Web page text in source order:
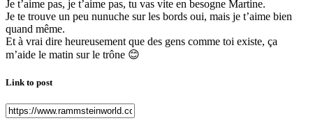
Je t’aime pas, je t’aime pas, tu vas vite en besogne Martine.
Je te trouve un peu nunuche sur les bords oui, mais je t’aime bien
quand même.
Et à vrai dire heureusement que des gens comme toi existe, ça
m’aide le matin sur le trône 😊
Link to post